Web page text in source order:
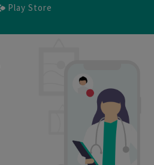
Play Store